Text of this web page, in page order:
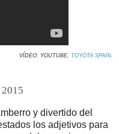
VÍDEO: YOUTUBE, TOYOTA SPAIN
y divertido del
los adjetivos para